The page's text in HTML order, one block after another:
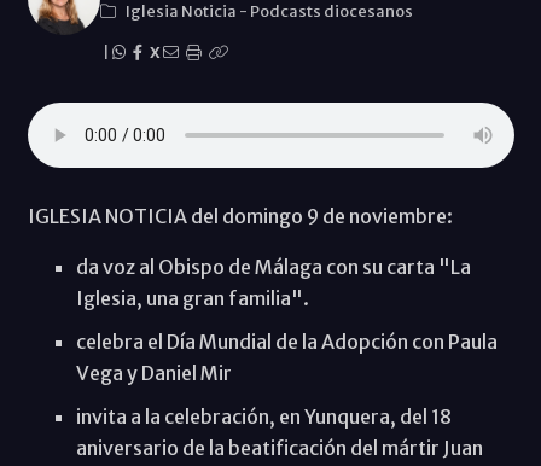
Iglesia Noticia - Podcasts diocesanos
X
IGLESIA NOTICIA del domingo 9 de noviembre:
da voz al Obispo de Málaga con su carta "La
Iglesia, una gran familia".
celebra el Día Mundial de la Adopción con Paula
Vega y Daniel Mir
invita a la celebración, en Yunquera, del 18
aniversario de la beatificación del mártir Juan